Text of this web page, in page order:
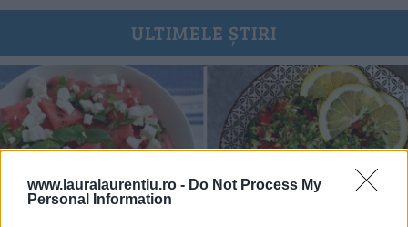
www.lauralaurentiu.ro - Do Not Process My
Personal Information
ULTIMELE ȘTIRI